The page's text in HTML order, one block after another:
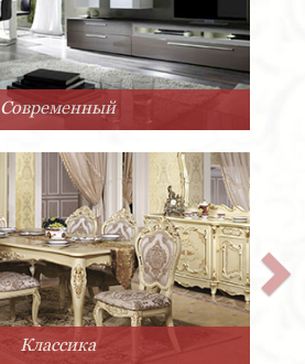
Современный
Классика